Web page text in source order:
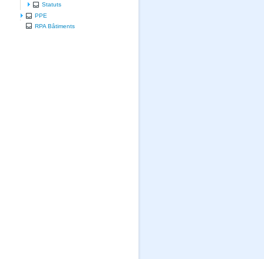
Statuts
PPE
RPA Bâtiments